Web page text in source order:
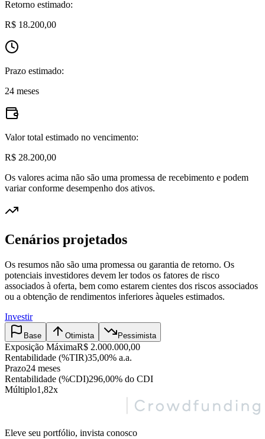
Retorno estimado:
R$ 18.200,00
Prazo estimado:
24 meses
Valor total estimado no vencimento:
R$ 28.200,00
Os valores acima não são uma promessa de recebimento e podem
variar conforme desempenho dos ativos.
Cenários projetados
Os resumos não são uma promessa ou garantia de retorno. Os
potenciais investidores devem ler todos os fatores de risco
associados à oferta, bem como estarem cientes dos riscos associados
ou a obtenção de rendimentos inferiores àqueles estimados.
Investir
Base Otimista Pessimista
Exposição MáximaR$ 2.000.000,00
Rentabilidade (%TIR)35,00% a.a.
Prazo24 meses
Rentabilidade (%CDI)296,00% do CDI
Múltiplo1,82x
Eleve seu portfólio, invista conosco